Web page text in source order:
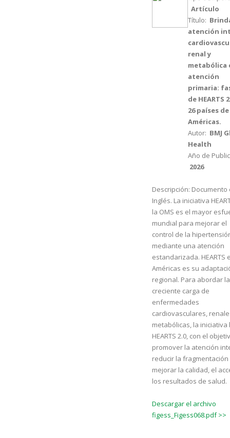
Artículo
Título:
atención
renal y
metabólica
atención
primaria:
de HEARTS
26 países
Américas.
Autor: BMJ
Health
Año de
2026
Descripción: Documento
Inglés. La iniciativa
la OMS es el mayor
mundial para mejorar el
control de la
mediante una atención
estandarizada. HEARTS
Américas es su
regional. Para abordar la
creciente carga de
enfermedades
cardiovasculares,
metabólicas, la iniciativa
HEARTS 2.0, con el
promover la atención
reducir la fragmentación
mejorar la calidad, el
los resultados de salud.
Descargar el archivo
figess_Figess068.pdf >>